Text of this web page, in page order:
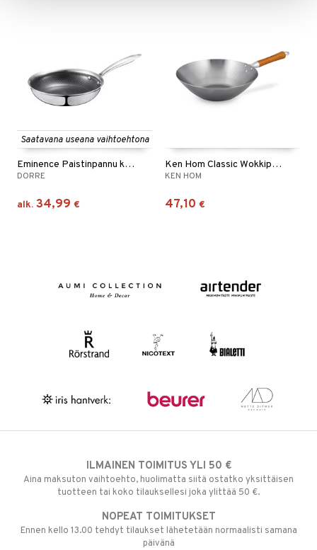
Saatavana useana vaihtoehtona
Eminence Paistinpannu keraaminen pinnoite
DORRE
alk. 34,99 €
Ken Hom Classic Wokkipannu
KEN HOM
47,10 €
ILMAINEN TOIMITUS YLI 50 €
Aina maksuton vaihtoehto, huolimatta siitä ostatko yksittäisen
tuotteen tai koko tilauksellesi joka ylittää 50 €.
NOPEAT TOIMITUKSET
Ennen kello 13.00 tehdyt tilaukset lähetetään normaalisti samana
päivänä